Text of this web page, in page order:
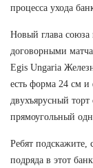
процесса ухода
Новый глава союза
договорными
Egis Ungaria
есть форма 24 см и
двухъярусный
прямоугольный
Ребят подскажите,
подряда в этот